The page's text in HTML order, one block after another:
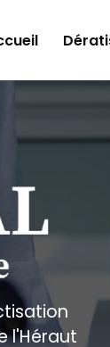
l'Héraut